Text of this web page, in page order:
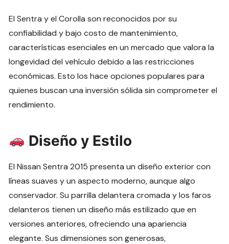
El Sentra y el Corolla son reconocidos por su
confiabilidad y bajo costo de mantenimiento,
características esenciales en un mercado que valora la
longevidad del vehículo debido a las restricciones
económicas. Esto los hace opciones populares para
quienes buscan una inversión sólida sin comprometer el
rendimiento.
Diseño y Estilo
El Nissan Sentra 2015 presenta un diseño exterior con
líneas suaves y un aspecto moderno, aunque algo
conservador. Su parrilla delantera cromada y los faros
delanteros tienen un diseño más estilizado que en
versiones anteriores, ofreciendo una apariencia
elegante. Sus dimensiones son generosas,